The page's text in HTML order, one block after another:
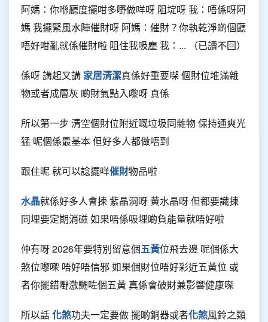
阿媽：你喺廳度擺咁多嘢做咩呀 阻埞呀 我：唔係呀阿
媽 我擺緊風水陣催財呀 阿媽：催財？你執乾淨啲個廳
唔好咁亂就係催財啦 阻住我吸塵 我：... （已讀不回）
係呀 講起又講 家居清潔真係好重要㗎 個財位堆滿雜
物或者成層灰 啲財氣點入嚟呀 真係
所以第一步 清空個財位附近嘅垃圾同雜物 保持通爽光
猛 呢個係最基本 但好多人都做唔到
跟住呢 就可以諗擺咩催財物品啦
水晶就係好多人會揀 紫晶洞呀 黃水晶呀 但都要識揀
同埋要定期消磁 如果唔係吸埋啲負能量就唔好啦
仲有呀 2026年要特別留意個五黃位飛去邊 呢個係大
煞位嚟㗎 唔好唔信邪 如果個財位唔好彩近五黃位 或
者你擺錯嘢激嬲咗個五黃 真係會破財兼影響健康㗎
所以話化煞功夫一定要做 擺啲銅器或者化煞風鈴之類